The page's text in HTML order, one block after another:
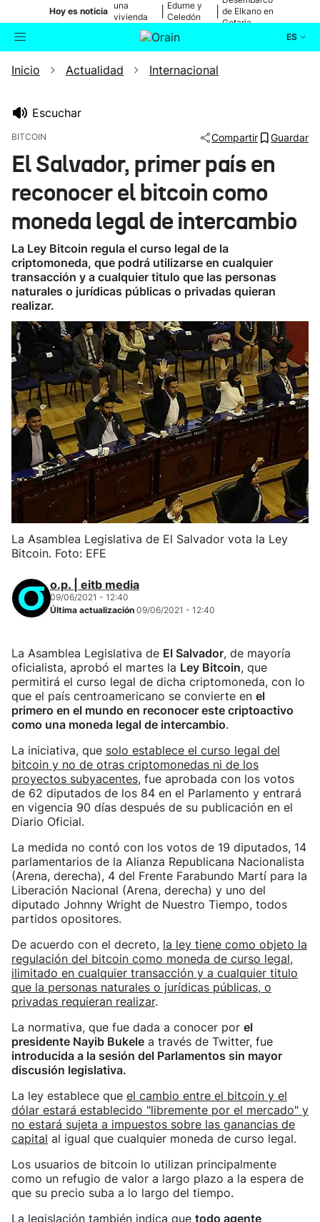
Hoy es noticia
una
vivienda
de Bilbao
Edurne y
Celedón
de Elkano en
Getaria
ES
Buscador Actualidad
Ikusmiran
Eguraldia
Inicio Actualidad Internacional
Escuchar
BITCOIN Compartir Guardar
El Salvador, primer país en
reconocer el bitcoin como
moneda legal de intercambio
La Ley Bitcoin regula el curso legal de la
criptomoneda, que podrá utilizarse en cualquier
transacción y a cualquier titulo que las personas
naturales o jurídicas públicas o privadas quieran
realizar.
La Asamblea Legislativa de El Salvador vota la Ley
Bitcoin. Foto: EFE
o.p. | eitb media
09/06/2021 - 12:40
Última actualización 09/06/2021 - 12:40
La Asamblea Legislativa de El Salvador, de mayoría
oficialista, aprobó el martes la Ley Bitcoin, que
permitirá el curso legal de dicha criptomoneda, con lo
que el país centroamericano se convierte en el
primero en el mundo en reconocer este criptoactivo
como una moneda legal de intercambio.
La iniciativa, que solo establece el curso legal del
bitcoin y no de otras criptomonedas ni de los
proyectos subyacentes, fue aprobada con los votos
de 62 diputados de los 84 en el Parlamento y entrará
en vigencia 90 días después de su publicación en el
Diario Oficial.
La medida no contó con los votos de 19 diputados, 14
parlamentarios de la Alianza Republicana Nacionalista
(Arena, derecha), 4 del Frente Farabundo Martí para la
Liberación Nacional (Arena, derecha) y uno del
diputado Johnny Wright de Nuestro Tiempo, todos
partidos opositores.
De acuerdo con el decreto, la ley tiene como objeto la
regulación del bitcoin como moneda de curso legal,
ilimitado en cualquier transacción y a cualquier titulo
que la personas naturales o jurídicas públicas, o
privadas requieran realizar.
La normativa, que fue dada a conocer por el
presidente Nayib Bukele a través de Twitter, fue
introducida a la sesión del Parlamentos sin mayor
discusión legislativa.
La ley establece que el cambio entre el bitcoin y el
dólar estará establecido "libremente por el mercado" y
no estará sujeta a impuestos sobre las ganancias de
capital al igual que cualquier moneda de curso legal.
Los usuarios de bitcoin lo utilizan principalmente
como un refugio de valor a largo plazo a la espera de
que su precio suba a lo largo del tiempo.
La legislación también indica que todo agente